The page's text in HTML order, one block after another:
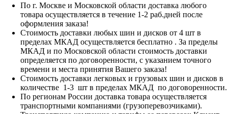
По г. Москве и Московской области доставка любого
товара осуществляется в течение 1-2 раб.дней после
оформления заказа!
Стоимость доставки любых шин и дисков от 4 шт в
пределах МКАД осуществляется бесплатно . За пределы
МКАД и по Московской области стоимость доставки
определяется по договоренности, с указанием точного
времени и места принятия Вашего заказа!
Стоимость доставки легковых и грузовых шин и дисков в
количестве 1-3 шт в пределах МКАД по договоренности.
По регионам России доставка товара осуществляется
транспортными компаниями (грузоперевозчиками).